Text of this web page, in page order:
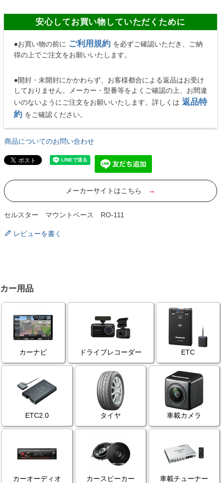
安心してお買い物していただくために
●お買い物の前に ご利用規約 を必ずご確認いただき、ご納
得の上でご注文をお願いいたします。
●開封・未開封にかかわらず、お客様都合による返品はお受け
しておりません。メーカー・型番等をよくご確認の上、お間違
いのないようにご注文をお願いいたします。詳しくは 返品特
約 をご確認ください。
商品についてのお問い合わせ
メーカーサイトはこちら →
セルスター マウントベース RO-111
レビューを書く
カー用品
カーナビ ドライブレコーダー ETC
ETC2.0 タイヤ 車載カメラ
カーオーディオ カースピーカー 車載チューナー